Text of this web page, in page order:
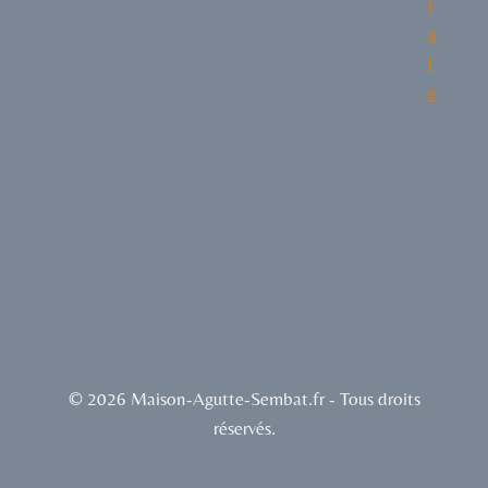
r
a
l
e
© 2026 Maison-Agutte-Sembat.fr - Tous droits
réservés.